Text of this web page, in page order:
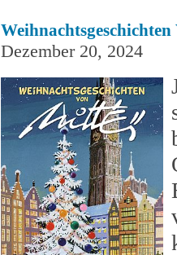
Dezember 20, 2024